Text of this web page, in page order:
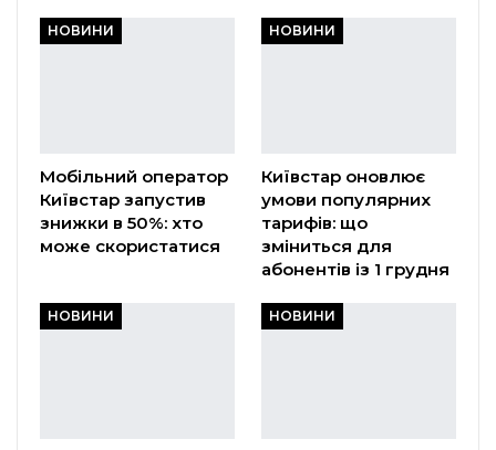
НОВИНИ
Мобільний оператор
Київстар запустив
знижки в 50%: хто
може скористатися
НОВИНИ
Київстар оновлює
умови популярних
тарифів: що
зміниться для
абонентів із 1 грудня
НОВИНИ НОВИНИ